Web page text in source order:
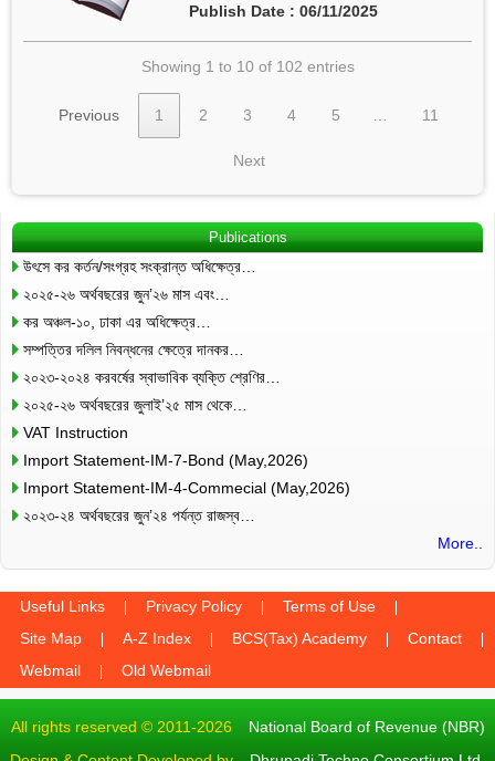
Publish Date : 06/11/2025
Showing 1 to 10 of 102 entries
Previous 1 2 3 4 5 11
Next
Publications
উৎসে কর কর্তন/সংগ্রহ সংক্রান্ত অধিক্ষেত্র…
২০২৫-২৬ অর্থবছরের জুন’২৬ মাস এবং…
কর অঞ্চল-১০, ঢাকা এর অধিক্ষেত্র…
সম্পত্তির দলিল নিবন্ধনের ক্ষেত্রে দানকর…
২০২৩-২০২৪ করবর্ষের স্বাভাবিক ব্যক্তি শ্রেণির…
২০২৫-২৬ অর্থবছরের জুলাই’২৫ মাস থেকে…
VAT Instruction
Import Statement-IM-7-Bond (May,2026)
Import Statement-IM-4-Commecial (May,2026)
২০২৩-২৪ অর্থবছরের জুন’২৪ পর্যন্ত রাজস্ব…
More..
Useful Links Privacy Policy
Terms of Use
Site Map
A-Z Index BCS(Tax) Academy
Contact
Webmail
Old Webmail
All rights reserved © 2011-2026 National Board of Revenue (NBR)